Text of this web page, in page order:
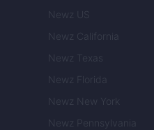
Newz US
Newz California
Newz Texas
Newz Florida
Newz New York
Newz Pennsylvania